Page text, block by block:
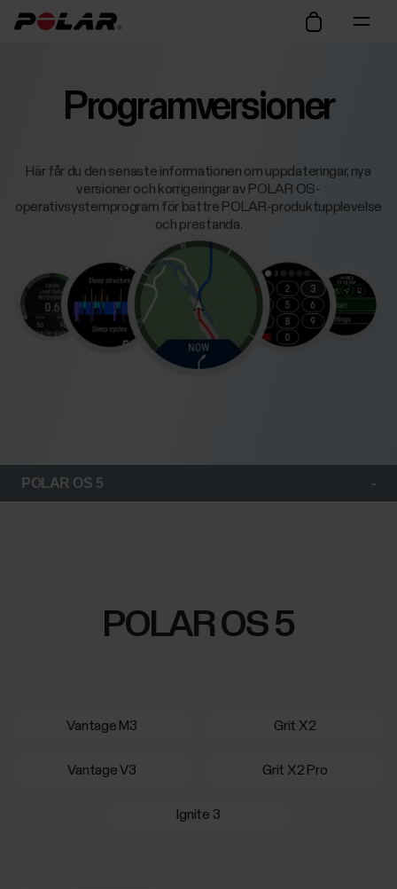
Programversioner
Här får du den senaste informationen om uppdateringar, nya
versioner och korrigeringar av POLAR OS-
operativsystemprogram för bättre POLAR-produktupplevelse
och prestanda.
POLAR OS 5
POLAR OS 5
Vantage M3 Grit X2
Vantage V3 Grit X2 Pro
Ignite 3